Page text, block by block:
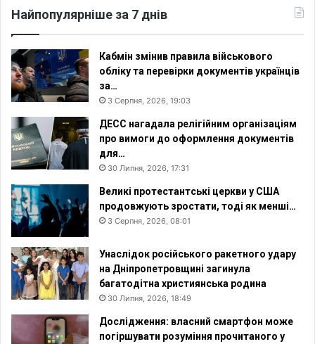
Найпопулярніше за 7 днів
Кабмін змінив правила військового
обліку та перевірки документів українців
за…
3 Серпня, 2026, 19:03
ДЕСС нагадала релігійним організаціям
про вимоги до оформлення документів
для…
30 Липня, 2026, 17:31
Великі протестантські церкви у США
продовжують зростати, тоді як менші…
3 Серпня, 2026, 08:01
Унаслідок російського ракетного удару
на Дніпропетровщині загинула
багатодітна християнська родина
30 Липня, 2026, 18:49
Дослідження: власний смартфон може
погіршувати розуміння прочитаного у